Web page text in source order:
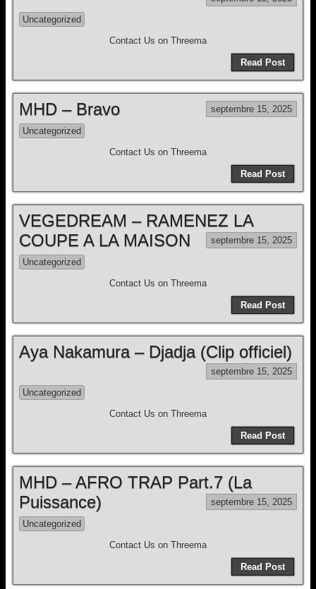
Uncategorized
Contact Us on Threema
Read Post
MHD – Bravo septembre 15, 2025
Uncategorized
Contact Us on Threema
Read Post
VEGEDREAM – RAMENEZ LA
COUPE A LA MAISON
septembre 15, 2025
Uncategorized
Contact Us on Threema
Read Post
Aya Nakamura – Djadja (Clip officiel)
septembre 15, 2025
Uncategorized
Contact Us on Threema
Read Post
MHD – AFRO TRAP Part.7 (La
Puissance)
septembre 15, 2025
Uncategorized
Contact Us on Threema
Read Post